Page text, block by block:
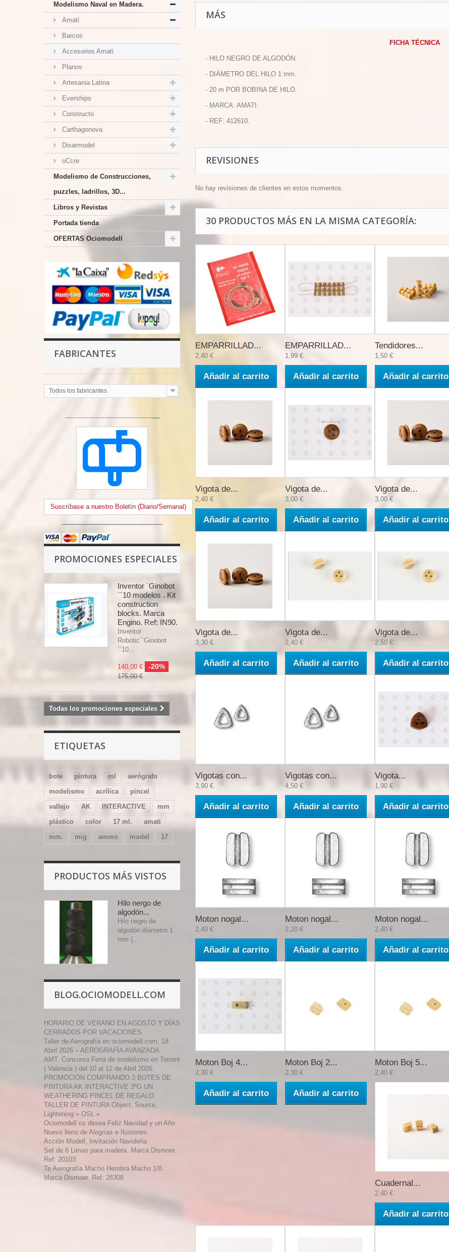
Modelismo Naval en Madera.
Amati
Barcos
Accesorios Amati
Planos
Artesania Latina
Everships
Constructo
Carthagonova
Disarmodel
oCcre
Modelismo de Construcciones,
puzzles, ladrillos, 3D...
Libros y Revistas
Portada tienda
OFERTAS Ociomodell
FABRICANTES
Todos los fabricantes
-----------------------------------------------
Suscríbase a nuestro Boletín (Diario/Semanal)
--------------------------------------------------
PROMOCIONES ESPECIALES
Inventor `Ginobot
´´10 modelos . Kit
construction
blocks. Marca
Engino. Ref: IN90.
Inventor
Robotic``Ginobot
´´10...
140,00 € -20%
175,00 €
Todas los promociones especiales
ETIQUETAS
bote pintura ml
aerógrafo
modelismo
acrílica
pincel
vallejo
AK INTERACTIVE
mm
plástico
color 17 ml.
amati
mm.
mig ammo model 17
PRODUCTOS MÁS VISTOS
Hilo nergo de
algodón...
Hilo negro de
algodón diámetro 1
mm (...
BLOG.OCIOMODELL.COM
HORARIO DE VERANO EN AGOSTO Y DÍAS
CERRADOS POR VACACIONES
Taller de Aerografía en ociomodell.com, 18
Abril 2026 – AEROGRAFÍA AVANZADA
AMT, Concurso Feria de modelismo en Torrent
( Valencia ) del 10 al 12 de Abril 2026.
PROMOCIÓN COMPRANDO 3 BOTES DE
PINTURA AK INTERACTIVE 3ªG UN
WEATHERING PINCEL DE REGALO.
TALLER DE PINTURA Object, Source,
Lightening » OSL «
Ociomodell os desea Feliz Navidad y un Año
Nuevo lleno de Alegrías e Ilusiones.
Acción Modell, Invitación Navideña
Set de 6 Limas para madera. Marca Dismoer.
Ref: 20103
Te Aerografía Macho Hembra Macho 1/8.
Marca Dismoer. Ref: 26308
MÁS
FICHA TÉCNICA
- HILO NEGRO DE ALGODÓN.
- DIÁMETRO DEL HILO 1 mm.
- 20 m POR BOBINA DE HILO.
- MARCA: AMATI.
- REF: 412610.
REVISIONES
No hay revisiones de clientes en estos momentos.
30 PRODUCTOS MÁS EN LA MISMA CATEGORÍA:
EMPARRILLAD...
2,40 €
Añadir al carrito
EMPARRILLAD...
1,99 €
Añadir al carrito
Tendidores...
1,50 €
Añadir al carrito
Vigota de...
2,40 €
Añadir al carrito
Vigota de...
3,00 €
Añadir al carrito
Vigota de...
3,00 €
Añadir al carrito
Vigota de...
3,30 €
Añadir al carrito
Vigota de...
2,40 €
Añadir al carrito
Vigota de...
2,50 €
Añadir al carrito
Vigotas con...
3,90 €
Añadir al carrito
Vigotas con...
4,50 €
Añadir al carrito
Vigota...
1,90 €
Añadir al carrito
Moton nogal...
2,40 €
Añadir al carrito
Moton nogal...
2,20 €
Añadir al carrito
Moton nogal...
2,40 €
Añadir al carrito
Moton Boj 4...
2,30 €
Añadir al carrito
Moton Boj 2...
2,30 €
Añadir al carrito
Moton Boj 5...
2,40 €
Cuadernal...
2,40 €
Añadir al carrito